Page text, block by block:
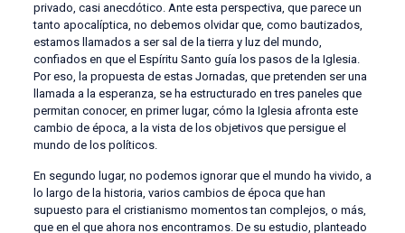
privado, casi anecdótico. Ante esta perspectiva, que parece un
tanto apocalíptica, no debemos olvidar que, como bautizados,
estamos llamados a ser sal de la tierra y luz del mundo,
confiados en que el Espíritu Santo guía los pasos de la Iglesia.
Por eso, la propuesta de estas Jornadas, que pretenden ser una
llamada a la esperanza, se ha estructurado en tres paneles que
permitan conocer, en primer lugar, cómo la Iglesia afronta este
cambio de época, a la vista de los objetivos que persigue el
mundo de los políticos.
En segundo lugar, no podemos ignorar que el mundo ha vivido, a
lo largo de la historia, varios cambios de época que han
supuesto para el cristianismo momentos tan complejos, o más,
que en el que ahora nos encontramos. De su estudio, planteado